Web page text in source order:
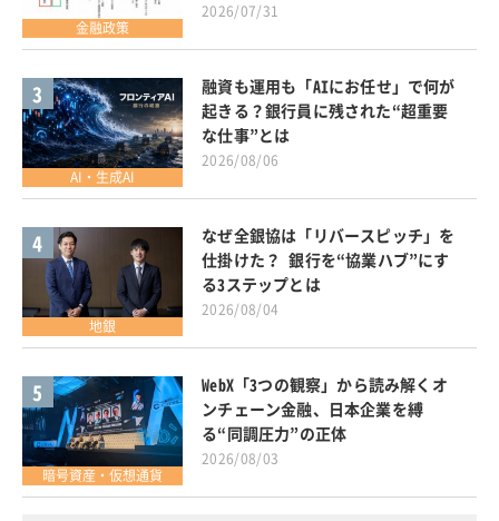
金融政策
2026/07/31
3
AI・生成AI
融資も運用も「AIにお任せ」で何が
起きる？銀行員に残された“超重要
な仕事”とは
2026/08/06
4
地銀
なぜ全銀協は「リバースピッチ」を
仕掛けた？ 銀行を“協業ハブ”にす
る3ステップとは
2026/08/04
5
暗号資産・仮想通貨
WebX「3つの観察」から読み解くオ
ンチェーン金融、日本企業を縛
る“同調圧力”の正体
2026/08/03